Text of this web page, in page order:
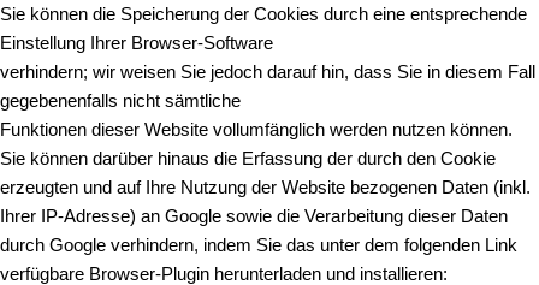
Sie können die Speicherung der Cookies durch eine entsprechende
Einstellung Ihrer Browser-Software
verhindern; wir weisen Sie jedoch darauf hin, dass Sie in diesem Fall
gegebenenfalls nicht sämtliche
Funktionen dieser Website vollumfänglich werden nutzen können.
Sie können darüber hinaus die Erfassung der durch den Cookie
erzeugten und auf Ihre Nutzung der Website bezogenen Daten (inkl.
Ihrer IP-Adresse) an Google sowie die Verarbeitung dieser Daten
durch Google verhindern, indem Sie das unter dem folgenden Link
verfügbare Browser-Plugin herunterladen und installieren: